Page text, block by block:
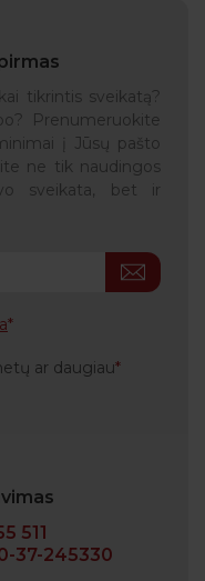
tikrintis sveikatą?
Prenumeruokite
į Jūsų pašto
ne tik naudingos
sveikata, bet ir
ar daugiau
511
37-245330